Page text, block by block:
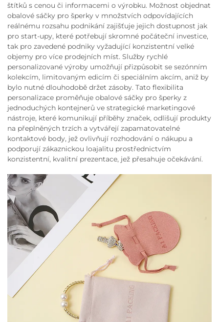
štítků s cenou či informacemi o výrobku. Možnost objednat
obalové sáčky pro šperky v množstvích odpovídajících
reálnému rozsahu podnikání zajišťuje jejich dostupnost jak
pro start-upy, které potřebují skromné počáteční investice,
tak pro zavedené podniky vyžadující konzistentní velké
objemy pro více prodejních míst. Služby rychlé
personalizované výroby umožňují přizpůsobit se sezónním
kolekcím, limitovaným edicím či speciálním akcím, aniž by
bylo nutné dlouhodobě držet zásoby. Tato flexibilita
personalizace proměňuje obalové sáčky pro šperky z
jednoduchých kontejnerů ve strategické marketingové
nástroje, které komunikují příběhy značek, odlišují produkty
na přeplněných trzích a vytvářejí zapamatovatelné
kontaktové body, jež ovlivňují rozhodování o nákupu a
podporují zákaznickou loajalitu prostřednictvím
konzistentní, kvalitní prezentace, jež přesahuje očekávání.